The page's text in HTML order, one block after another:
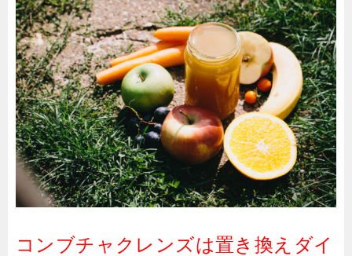
コンブチャクレンズは置き換えダイ